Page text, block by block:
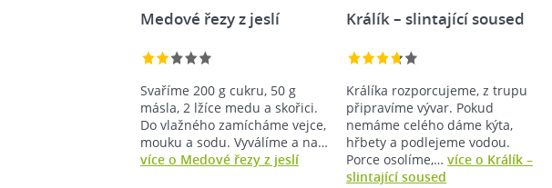
Medové řezy z jeslí
Svaříme 200 g cukru, 50 g
másla, 2 lžíce medu a skořici.
Do vlažného zamícháme vejce,
mouku a sodu. Vyválíme a na…
více o Medové řezy z jeslí
Králík – slintající soused
Králíka rozporcujeme, z trupu
připravíme vývar. Pokud
nemáme celého dáme kýta,
hřbety a podlejeme vodou.
Porce osolíme,…více o Králík –
slintající soused